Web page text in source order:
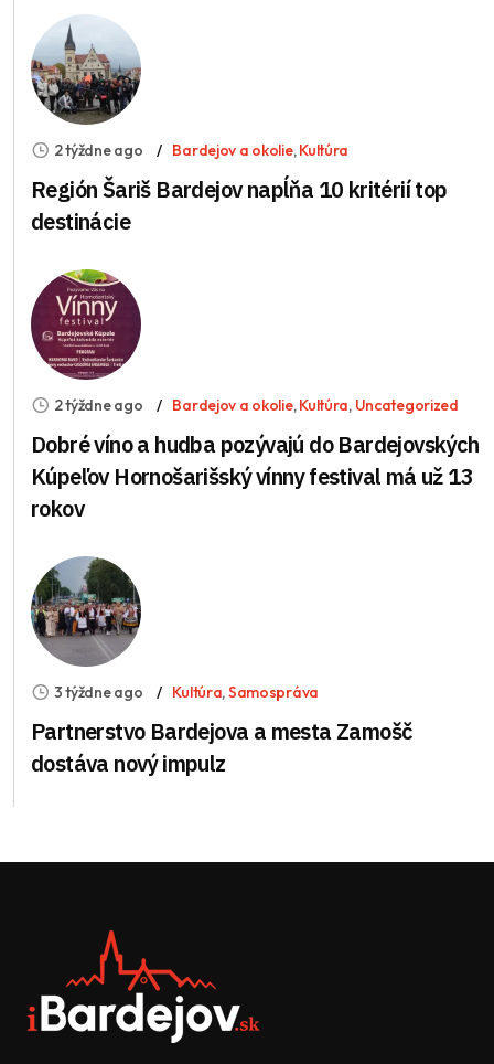
2 týždne ago Bardejov a okolie,Kultúra
Región Šariš Bardejov napĺňa 10 kritérií top
destinácie
2 týždne ago Bardejov a okolie,Kultúra, Uncategorized
Dobré víno a hudba pozývajú do Bardejovských
Kúpeľov Hornošarišský vínny festival má už 13
rokov
3 týždne ago Kultúra,Samospráva
Partnerstvo Bardejova a mesta Zamošč
dostáva nový impulz